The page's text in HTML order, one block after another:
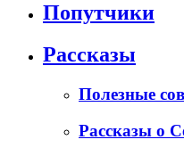
Попутчики
Рассказы
Полезные
Рассказы о